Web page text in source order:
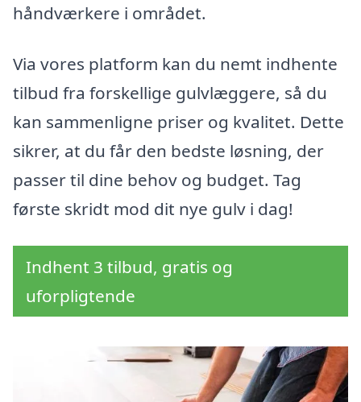
håndværkere i området.
Via vores platform kan du nemt indhente
tilbud fra forskellige gulvlæggere, så du
kan sammenligne priser og kvalitet. Dette
sikrer, at du får den bedste løsning, der
passer til dine behov og budget. Tag
første skridt mod dit nye gulv i dag!
Indhent 3 tilbud, gratis og
uforpligtende